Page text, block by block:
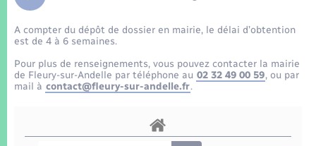
Etat-civil - Papiers - Citoyenneté
Mariage – PACS
Parrainage civil
Logement - Urbanisme
Transports scolaires
Travaux - Autorisation d’occupation de l’espace
public
Compétences
Plan interactif
A compter du dépôt de dossier en mairie, le délai d’obtention
est de 4 à 6 semaines.
Pour plus de renseignements, vous pouvez contacter la mairie
de Fleury-sur-Andelle par téléphone au 02 32 49 00 59, ou par
mail à contact@fleury-sur-andelle.fr.